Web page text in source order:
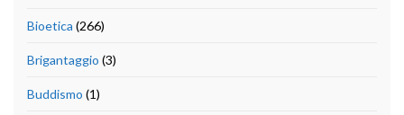
Bioetica (266)
Brigantaggio (3)
Buddismo (1)